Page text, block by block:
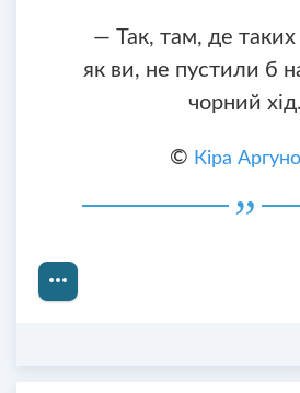
— Так, там, де таких
як ви, не пустили б
чорний хід.
© Кіра